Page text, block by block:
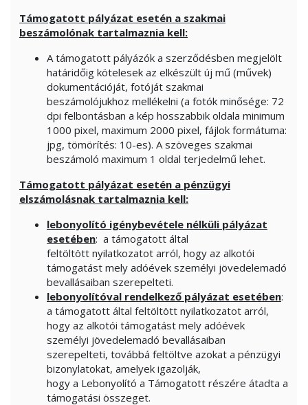
Támogatott pályázat esetén a szakmai
beszámolónak tartalmaznia kell:
A támogatott pályázók a szerződésben megjelölt
határidőig kötelesek az elkészült új mű (művek)
dokumentációját, fotóját szakmai
beszámolójukhoz mellékelni (a fotók minősége: 72
dpi felbontásban a kép hosszabbik oldala minimum
1000 pixel, maximum 2000 pixel, fájlok formátuma:
jpg, tömörítés: 10-es). A szöveges szakmai
beszámoló maximum 1 oldal terjedelmű lehet.
Támogatott pályázat esetén a pénzügyi
elszámolásnak tartalmaznia kell:
lebonyolító igénybevétele nélküli pályázat
esetében: a támogatott által
feltöltött nyilatkozatot arról, hogy az alkotói
támogatást mely adóévek személyi jövedelemadó
bevallásaiban szerepelteti.
lebonyolítóval rendelkező pályázat esetében:
a támogatott által feltöltött nyilatkozatot arról,
hogy az alkotói támogatást mely adóévek
személyi jövedelemadó bevallásaiban
szerepelteti, továbbá feltöltve azokat a pénzügyi
bizonylatokat, amelyek igazolják,
hogy a Lebonyolító a Támogatott részére átadta a
támogatási összeget.